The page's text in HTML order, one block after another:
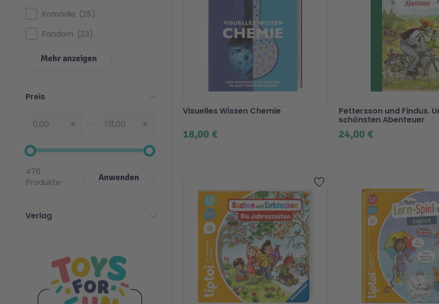
Komödie
25
Fandom
23
Mehr anzeigen
Preis
Von € €
476
Produkte
Anwenden
Verlag
18,00 €
Visuelles Wissen Chemie
24,00 €
Pettersson und Findus.
schönsten Abenteuer
Zur Wunschliste hinzufügen